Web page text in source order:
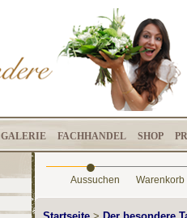
GALERIE FACHHANDEL SHOP
•
Aussuchen Warenkorb